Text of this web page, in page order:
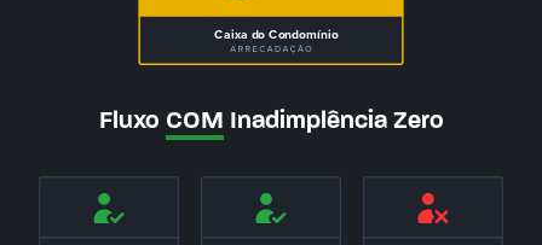
Caixa do Condomínio
Fluxo COM Inadimplência Zero